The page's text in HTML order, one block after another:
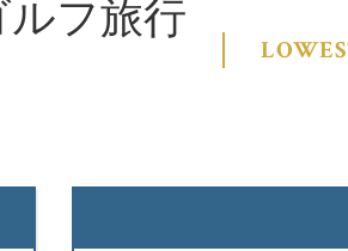
フ旅行